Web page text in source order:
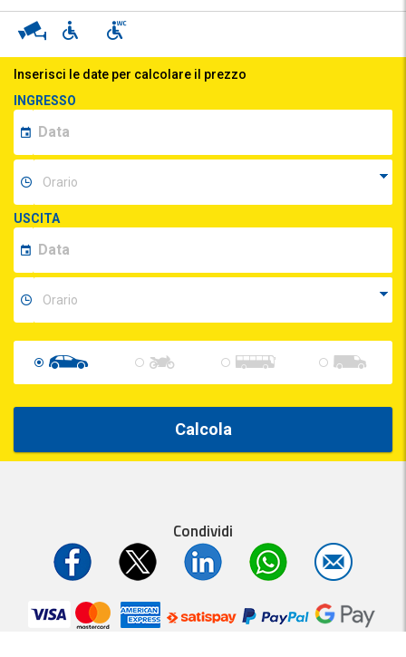
Inserisci le date per calcolare il prezzo
INGRESSO
USCITA
Calcola
Condividi